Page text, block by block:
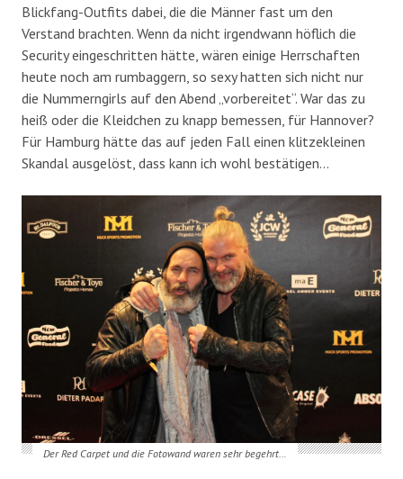
Blickfang-Outfits dabei, die die Männer fast um den
Verstand brachten. Wenn da nicht irgendwann höflich die
Security eingeschritten hätte, wären einige Herrschaften
heute noch am rumbaggern, so sexy hatten sich nicht nur
die Nummerngirls auf den Abend „vorbereitet“. War das zu
heiß oder die Kleidchen zu knapp bemessen, für Hannover?
Für Hamburg hätte das auf jeden Fall einen klitzekleinen
Skandal ausgelöst, dass kann ich wohl bestätigen…
Der Red Carpet und die Fotowand waren sehr begehrt…